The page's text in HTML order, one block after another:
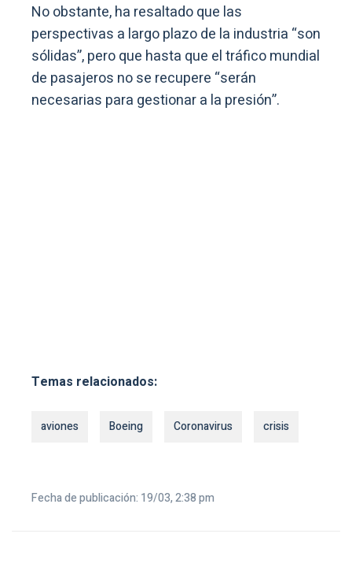
No obstante, ha resaltado que las
perspectivas a largo plazo de la industria “son
sólidas”, pero que hasta que el tráfico mundial
de pasajeros no se recupere “serán
necesarias para gestionar a la presión”.
Temas relacionados:
aviones Boeing Coronavirus crisis
Fecha de publicación: 19/03, 2:38 pm